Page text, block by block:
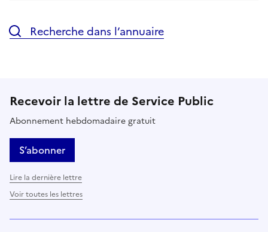
Recherche dans l’annuaire
Recevoir la lettre de Service Public
Abonnement hebdomadaire gratuit
S’abonner
Lire la dernière lettre
Voir toutes les lettres